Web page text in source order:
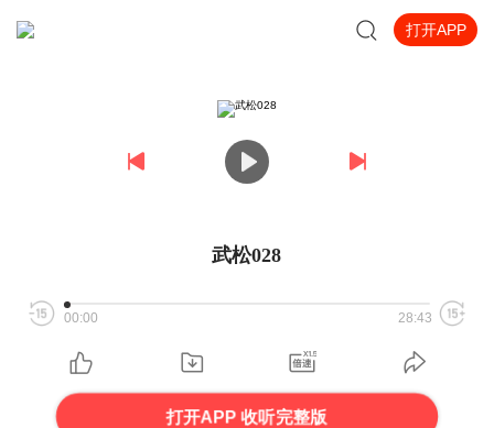
打开APP
武松028
00:00 28:43
打开APP 收听完整版